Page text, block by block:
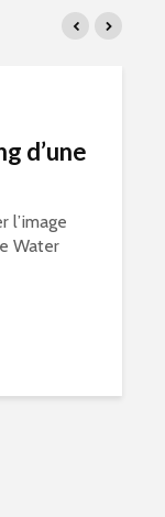
d’une
l’image
Water